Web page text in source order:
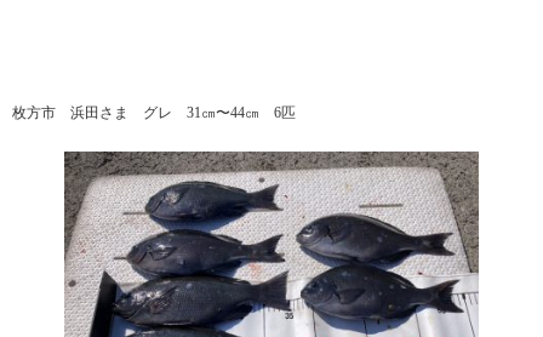
枚方市 浜田さま グレ 31㎝〜44㎝ 6匹